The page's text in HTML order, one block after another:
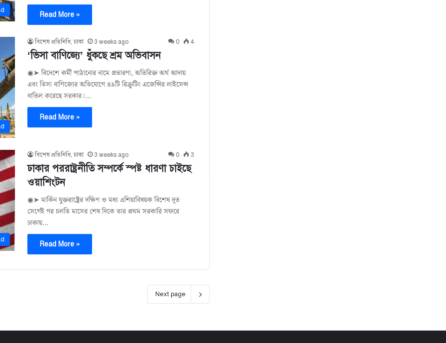
Read More »
বিশেষ প্রতিনিধি, ঢাকা 3 weeks ago 0 4
‘ভিসা বাণিজ্যে’ ধুঁকছে শ্রম অভিবাসন
◉➤ বিদেশে কর্মী পাঠানোর নামে প্রতারণা, অতিরিক্ত অর্থ আদায়
এবং ভিসা বাণিজ্যের অভিযোগে ৪৯টি রিক্রুটিং এজেন্সির লাইসেন্স
বাতিল করেছে সরকার।…
Read More »
বিশেষ প্রতিনিধি, ঢাকা 3 weeks ago 0 3
ঢাকার পররাষ্ট্রনীতি সম্পর্কে স্পষ্ট ধারণা চাইছে
ওয়াশিংটন
◉➤ মার্কিন যুক্তরাষ্ট্রের দক্ষিণ ও মধ্য এশিয়াবিষয়ক বিশেষ দূত
সের্গেই গর চলতি মাসের শেষ দিকে তার প্রথম সরকারি সফরে
ঢাকায়…
Read More »
Next page